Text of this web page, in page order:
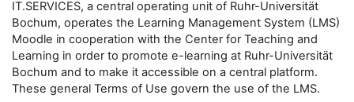
IT.SERVICES, a central operating unit of Ruhr-Universität
Bochum, operates the Learning Management System (LMS)
Moodle in cooperation with the Center for Teaching and
Learning in order to promote e-learning at Ruhr-Universität
Bochum and to make it accessible on a central platform.
These general Terms of Use govern the use of the LMS.